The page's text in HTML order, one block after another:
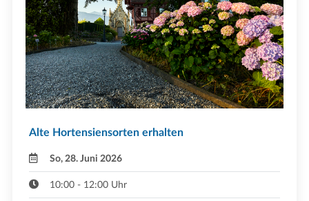
Alte Hortensiensorten erhalten
So, 28. Juni 2026
10:00 - 12:00 Uhr